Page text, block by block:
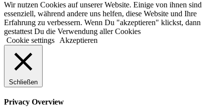
Wir nutzen Cookies auf unserer Website. Einige von ihnen sind
essenziell, während andere uns helfen, diese Website und Ihre
Erfahrung zu verbessern. Wenn Du "akzeptieren" klickst, dann
gestattest Du die Verwendung aller Cookies
Cookie settings
Akzeptieren
Schließen
Privacy Overview